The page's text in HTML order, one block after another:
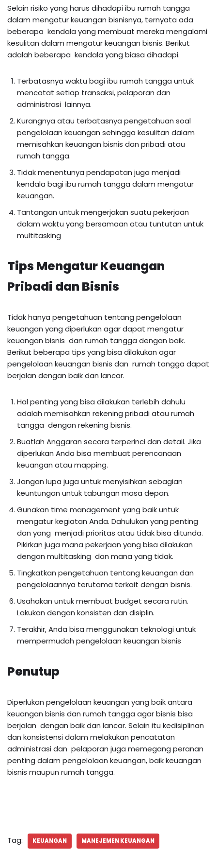
Selain risiko yang harus dihadapi ibu rumah tangga
dalam mengatur keuangan bisnisnya, ternyata ada
beberapa kendala yang membuat mereka mengalami
kesulitan dalam mengatur keuangan bisnis. Berikut
adalah beberapa kendala yang biasa dihadapi.
Terbatasnya waktu bagi ibu rumah tangga untuk
mencatat setiap transaksi, pelaporan dan
administrasi lainnya.
Kurangnya atau terbatasnya pengetahuan soal
pengelolaan keuangan sehingga kesulitan dalam
memisahkan keuangan bisnis dan pribadi atau
rumah tangga.
Tidak menentunya pendapatan juga menjadi
kendala bagi ibu rumah tangga dalam mengatur
keuangan.
Tantangan untuk mengerjakan suatu pekerjaan
dalam waktu yang bersamaan atau tuntutan untuk
multitasking
Tips Mengatur Keuangan
Pribadi dan Bisnis
Tidak hanya pengetahuan tentang pengelolaan
keuangan yang diperlukan agar dapat mengatur
keuangan bisnis dan rumah tangga dengan baik.
Berikut beberapa tips yang bisa dilakukan agar
pengelolaan keuangan bisnis dan rumah tangga dapat
berjalan dengan baik dan lancar.
Hal penting yang bisa dilakukan terlebih dahulu
adalah memisahkan rekening pribadi atau rumah
tangga dengan rekening bisnis.
Buatlah Anggaran secara terperinci dan detail. Jika
diperlukan Anda bisa membuat perencanaan
keuangan atau mapping.
Jangan lupa juga untuk menyisihkan sebagian
keuntungan untuk tabungan masa depan.
Gunakan time management yang baik untuk
mengatur kegiatan Anda. Dahulukan yang penting
dan yang menjadi prioritas atau tidak bisa ditunda.
Pikirkan juga mana pekerjaan yang bisa dilakukan
dengan multitasking dan mana yang tidak.
Tingkatkan pengetahuan tentang keuangan dan
pengelolaannya terutama terkait dengan bisnis.
Usahakan untuk membuat budget secara rutin.
Lakukan dengan konsisten dan disiplin.
Terakhir, Anda bisa menggunakan teknologi untuk
mempermudah pengelolaan keuangan bisnis
Penutup
Diperlukan pengelolaan keuangan yang baik antara
keuangan bisnis dan rumah tangga agar bisnis bisa
berjalan dengan baik dan lancar. Selain itu kedisiplinan
dan konsistensi dalam melakukan pencatatan
administrasi dan pelaporan juga memegang peranan
penting dalam pengelolaan keuangan, baik keuangan
bisnis maupun rumah tangga.
Tag: KEUANGAN MANEJEMEN KEUANGAN